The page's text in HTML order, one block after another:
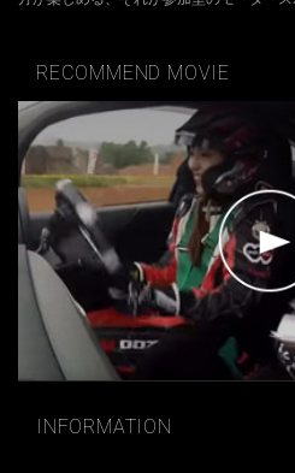
RECOMMEND MOVIE
INFORMATION